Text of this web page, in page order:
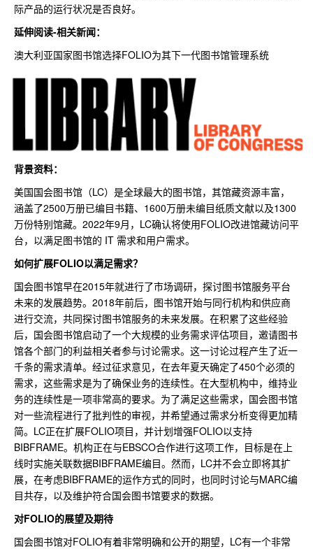
际产品的运行状况是否良好。
延伸阅读-相关新闻：
澳大利亚国家图书馆选择FOLIO为其下一代图书馆管理系统
背景资料：
美国国会图书馆（LC）是全球最大的图书馆，其馆藏资源丰富，
涵盖了2500万册已编目书籍、1600万册未编目纸质文献以及1300
万份特别馆藏。2022年9月，LC确认将使用FOLIO改进馆藏访问平
台，以满足图书馆的 IT 需求和用户需求。
如何扩展FOLIO以满足需求？
国会图书馆早在2015年就进行了市场调研，探讨图书馆服务平台
未来的发展趋势。2018年前后，图书馆开始与同行机构和供应商
进行交流，共同探讨图书馆服务的未来发展。在积累了这些经验
后，国会图书馆启动了一个大规模的业务需求评估项目，邀请图书
馆各个部门的利益相关者参与讨论需求。这一讨论过程产生了近一
千条的需求清单。经过征求意见，在去年夏天确定了450个必须的
需求，这些需求是为了确保业务的连续性。在大型机构中，维持业
务的连续性是一项非常高的要求。为了满足这些需求，国会图书馆
对一些流程进行了批判性的审视，并希望通过需求分析变得更加精
简。LC正在扩展FOLIO项目，并计划增强FOLIO以支持
BIBFRAME。机构正在与EBSCO合作进行这项工作，目标是在上
线时实施关联数据BIBFRAME编目。然而，LC并不会立即将其扩
展，在考虑BIBFRAME的运作方式的同时，也同时讨论与MARC编
目共存，以及维护符合国会图书馆要求的数据。
对FOLIO的展望及期待
国会图书馆对FOLIO有着非常明确和公开的期望，LC有一个非常